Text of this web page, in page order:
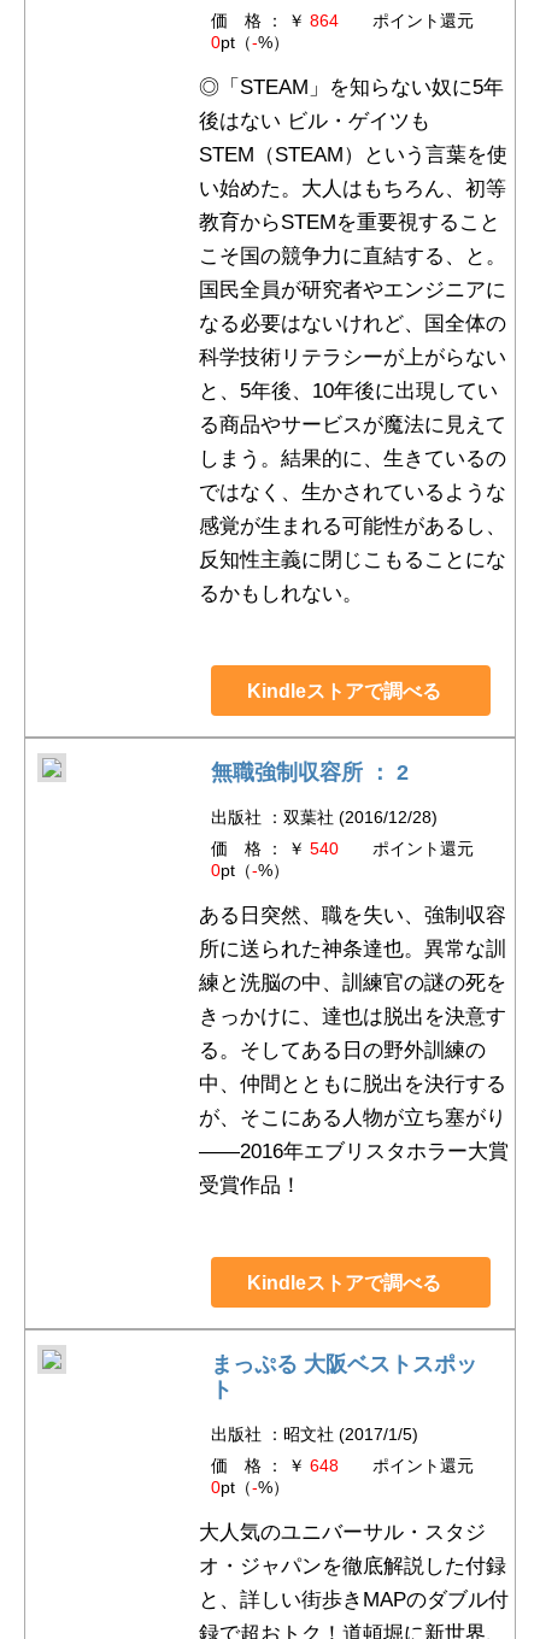
価 格 ： ￥ 864ポイント還元
0pt（-%）
◎「STEAM」を知らない奴に5年
後はない ビル・ゲイツも
STEM（STEAM）という言葉を使
い始めた。大人はもちろん、初等
教育からSTEMを重要視すること
こそ国の競争力に直結する、と。
国民全員が研究者やエンジニアに
なる必要はないけれど、国全体の
科学技術リテラシーが上がらない
と、5年後、10年後に出現してい
る商品やサービスが魔法に見えて
しまう。結果的に、生きているの
ではなく、生かされているような
感覚が生まれる可能性があるし、
反知性主義に閉じこもることにな
るかもしれない。
Kindleストアで調べる
無職強制収容所 ： 2
出版社 ：双葉社 (2016/12/28)
価 格 ： ￥ 540ポイント還元
0pt（-%）
ある日突然、職を失い、強制収容
所に送られた神条達也。異常な訓
練と洗脳の中、訓練官の謎の死を
きっかけに、達也は脱出を決意す
る。そしてある日の野外訓練の
中、仲間とともに脱出を決行する
が、そこにある人物が立ち塞がり
――2016年エブリスタホラー大賞
受賞作品！
Kindleストアで調べる
まっぷる 大阪ベストスポッ
ト
出版社 ：昭文社 (2017/1/5)
価 格 ： ￥ 648ポイント還元
0pt（-%）
大人気のユニバーサル・スタジ
オ・ジャパンを徹底解説した付録
と、詳しい街歩きMAPのダブル付
録で超おトク！道頓堀に新世界、